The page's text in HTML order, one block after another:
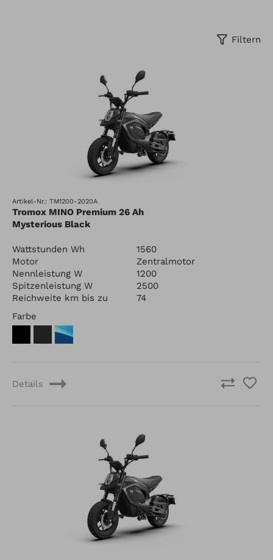
Filtern
Artikel-Nr.: TM1200-2020A
Tromox MINO Premium 26 Ah
Mysterious Black
Wattstunden Wh
1560
Motor
Zentralmotor
Nennleistung W
1200
Spitzenleistung W
2500
Reichweite km bis zu
74
Farbe
Details